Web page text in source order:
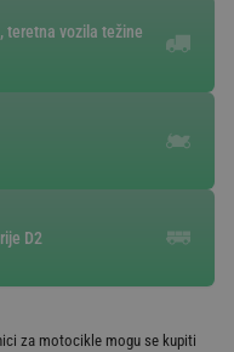
teretna vozila težine
D2
za motocikle mogu se kupiti